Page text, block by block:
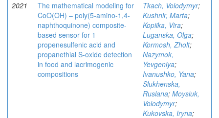
2021
The mathematical modeling for
CoO(OH) – poly(5-amino-1,4-
naphthoquinone) composite-
based sensor for 1-
propenesulfenic acid and
propanethial S-oxide detection
in food and lacrimogenic
compositions
Tkach, Volodymyr;
Kushnir, Marta;
Kopiika, Vira;
Luganska, Olga;
Kormosh, Zholt;
Nazymok,
Yevgeniya;
Ivanushko, Yana;
Slukhenska,
Ruslana; Moysiuk,
Volodymyr;
Kukovska, Iryna;